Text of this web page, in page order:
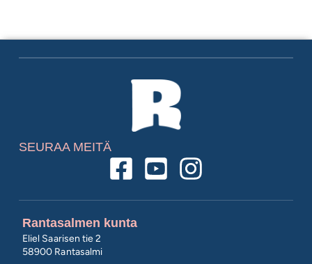
Rantasalmen kunta
Eliel Saarisen tie 2
58900 Rantasalmi
SEURAA MEITÄ